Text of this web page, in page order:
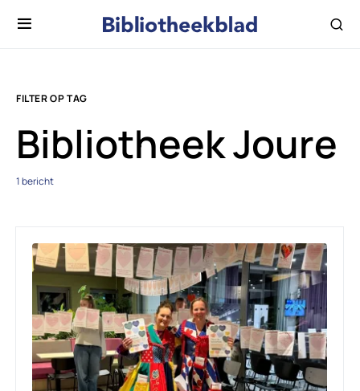
FILTER OP TAG
Bibliotheek Joure
1 bericht